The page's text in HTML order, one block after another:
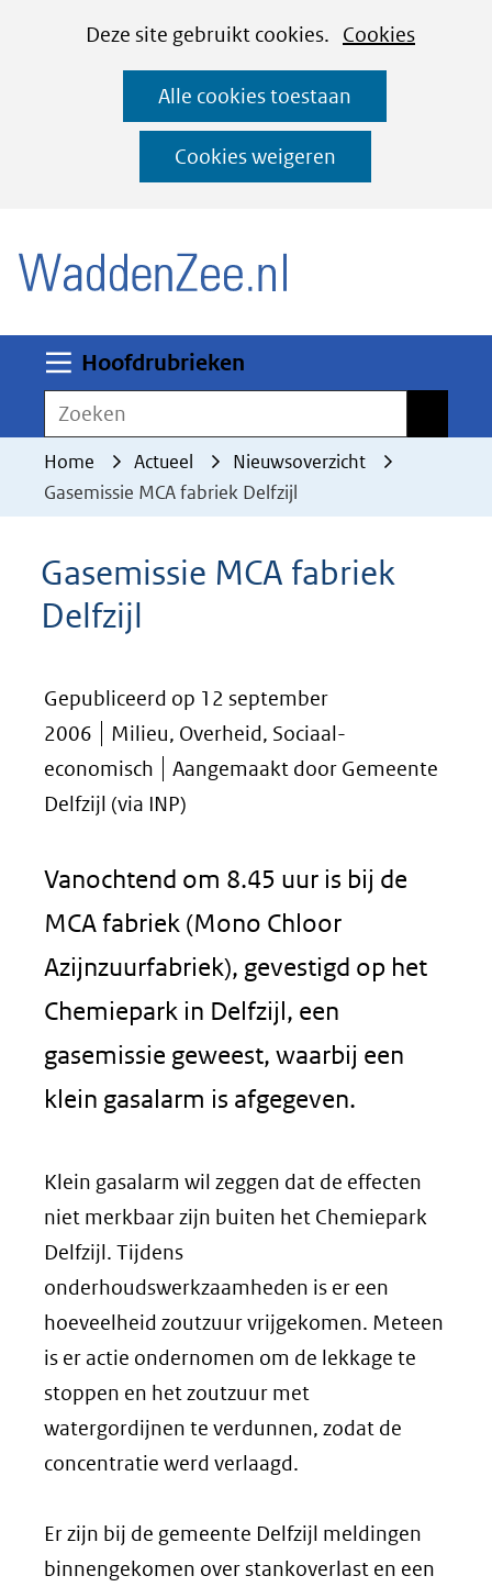
CookiesDeze site gebruikt cookies. Cookies
deze
worden
toegestaan
geweigerd.
Alle cookies toestaan
Cookies weigeren
Ga
naar
de
inhoud
Hoofdrubrieken
Zoeken
Home Actueel
Nieuwsoverzicht
Gasemissie MCA fabriek Delfzijl
Gasemissie MCA fabriek
Delfzijl
Gepubliceerd op 12 september
2006
Milieu, Overheid, Sociaal-
economisch
Aangemaakt door Gemeente
Delfzijl (via INP)
Vanochtend om 8.45 uur is bij de
MCA fabriek (Mono Chloor
Azijnzuurfabriek), gevestigd op het
Chemiepark in Delfzijl, een
gasemissie geweest, waarbij een
klein gasalarm is afgegeven.
Klein gasalarm wil zeggen dat de effecten
niet merkbaar zijn buiten het Chemiepark
Delfzijl. Tijdens
onderhoudswerkzaamheden is er een
hoeveelheid zoutzuur vrijgekomen. Meteen
is er actie ondernomen om de lekkage te
stoppen en het zoutzuur met
watergordijnen te verdunnen, zodat de
concentratie werd verlaagd.
Er zijn bij de gemeente Delfzijl meldingen
binnengekomen over stankoverlast en een